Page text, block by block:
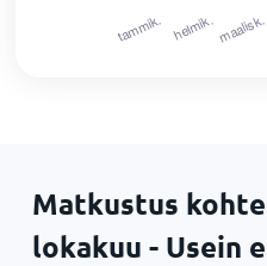
Matkustus
lokakuu - Usein